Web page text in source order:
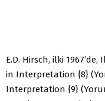
E.D. Hirsch, ilki
in Interpretation {8}
Interpretation {9}